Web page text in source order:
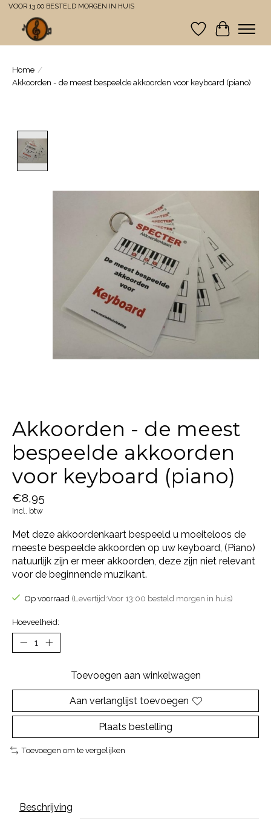
VOOR 13:00 BESTELD MORGEN IN HUIS
Verlanglijst
Home /
Akkoorden - de meest bespeelde akkoorden voor keyboard (piano)
Akkoorden - de meest
bespeelde akkoorden
voor keyboard (piano)
€8,95
Incl. btw
Met deze akkoordenkaart bespeeld u moeiteloos de
meeste bespeelde akkoorden op uw keyboard, (Piano)
natuurlijk zijn er meer akkoorden, deze zijn niet relevant
voor de beginnende muzikant.
Op voorraad (Levertijd:Voor 13:00 besteld morgen in huis)
Hoeveelheid:
Toevoegen aan winkelwagen
Aan verlanglijst toevoegen
Plaats bestelling
Toevoegen om te vergelijken
Beschrijving